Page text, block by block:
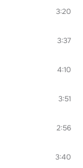
3:20
3:37
4:10
3:51
2:56
3:40